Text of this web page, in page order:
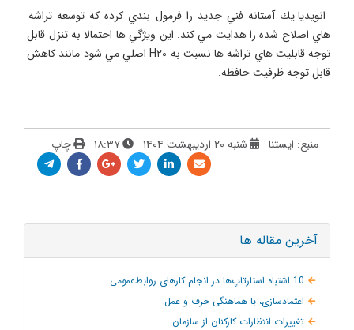
انويديا يك آستانه فني جديد را فرمول بندي كرده كه توسعه تراشه
هاي اصلاح شده را هدايت مي كند. اين ويژگي ها احتمالا به تنزل قابل
توجه قابليت هاي تراشه ها نسبت به H۲۰ اصلي مي شود مانند كاهش
قابل توجه ظرفيت حافظه.
منبع: ایستنا شنبه ۲۰ اردیبهشت ۱۴۰۴ ۱۸:۳۷ چاپ
آخرین مقاله ها
10 اشتباه استارتاپ‌ها در انجام کارهای روابط‌عمومی
اعتمادسازی، با هماهنگی حرف و عمل
تغییرات انتظارات کارکنان از سازمان